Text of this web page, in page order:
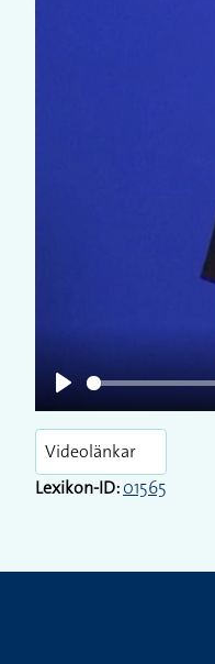
Play
Videolänkar
Lexikon-ID:01565